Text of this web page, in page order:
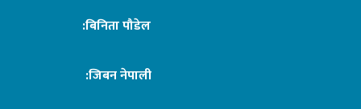
:बिनिता पौडेल
:जिबन नेपाली